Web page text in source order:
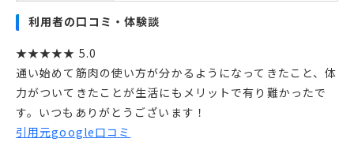
利用者の口コミ・体験談
★★★★★ 5.0
通い始めて筋肉の使い方が分かるようになってきたこと、体
力がついてきたことが生活にもメリットで有り難かったで
す。いつもありがとうございます！
引用元google口コミ